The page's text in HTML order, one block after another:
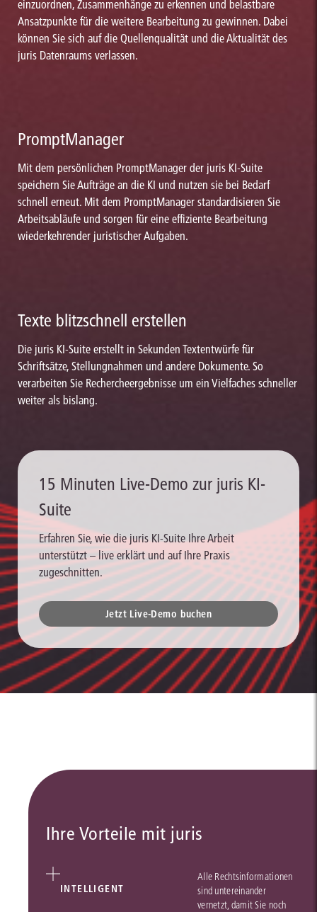
einzuordnen, Zusammenhänge zu erkennen und belastbare
Ansatzpunkte für die weitere Bearbeitung zu gewinnen. Dabei
können Sie sich auf die Quellenqualität und die Aktualität des
juris Datenraums verlassen.
PromptManager
Mit dem persönlichen PromptManager der juris KI-Suite
speichern Sie Aufträge an die KI und nutzen sie bei Bedarf
schnell erneut. Mit dem PromptManager standardisieren Sie
Arbeitsabläufe und sorgen für eine effiziente Bearbeitung
wiederkehrender juristischer Aufgaben.
Texte blitzschnell erstellen
Die juris KI-Suite erstellt in Sekunden Textentwürfe für
Schriftsätze, Stellungnahmen und andere Dokumente. So
verarbeiten Sie Rechercheergebnisse um ein Vielfaches schneller
weiter als bislang.
15 Minuten Live-Demo zur juris KI-
Suite
Erfahren Sie, wie die juris KI-Suite Ihre Arbeit
unterstützt – live erklärt und auf Ihre Praxis
zugeschnitten.
Jetzt Live-Demo buchen
Ihre Vorteile mit juris
INTELLIGENT
Alle Rechtsinformationen
sind untereinander
vernetzt, damit Sie noch